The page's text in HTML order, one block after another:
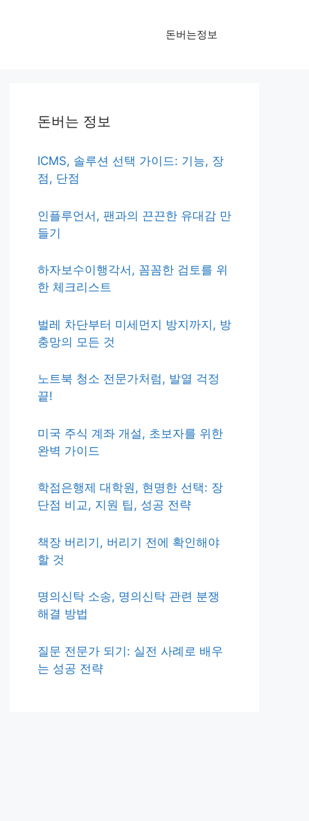
돈버는정보
돈버는 정보
ICMS, 솔루션 선택 가이드: 기능, 장
점, 단점
인플루언서, 팬과의 끈끈한 유대감 만
들기
하자보수이행각서, 꼼꼼한 검토를 위
한 체크리스트
벌레 차단부터 미세먼지 방지까지, 방
충망의 모든 것
노트북 청소 전문가처럼, 발열 걱정
끝!
미국 주식 계좌 개설, 초보자를 위한
완벽 가이드
학점은행제 대학원, 현명한 선택: 장
단점 비교, 지원 팁, 성공 전략
책장 버리기, 버리기 전에 확인해야
할 것
명의신탁 소송, 명의신탁 관련 분쟁
해결 방법
질문 전문가 되기: 실전 사례로 배우
는 성공 전략